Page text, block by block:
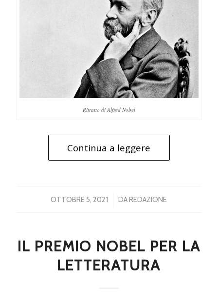
Ritratto di Alfred Nobel
Continua a leggere
OTTOBRE 5, 2021
/ DAREDAZIONE
IL PREMIO NOBEL PER LA
LETTERATURA